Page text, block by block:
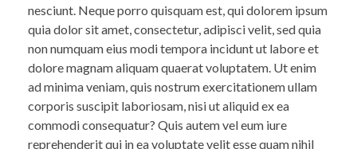
nesciunt. Neque porro quisquam est, qui dolorem ipsum
quia dolor sit amet, consectetur, adipisci velit, sed quia
non numquam eius modi tempora incidunt ut labore et
dolore magnam aliquam quaerat voluptatem. Ut enim
ad minima veniam, quis nostrum exercitationem ullam
corporis suscipit laboriosam, nisi ut aliquid ex ea
commodi consequatur? Quis autem vel eum iure
reprehenderit qui in ea voluptate velit esse quam nihil